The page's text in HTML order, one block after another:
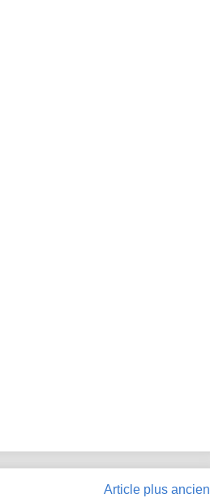
Article plus ancien